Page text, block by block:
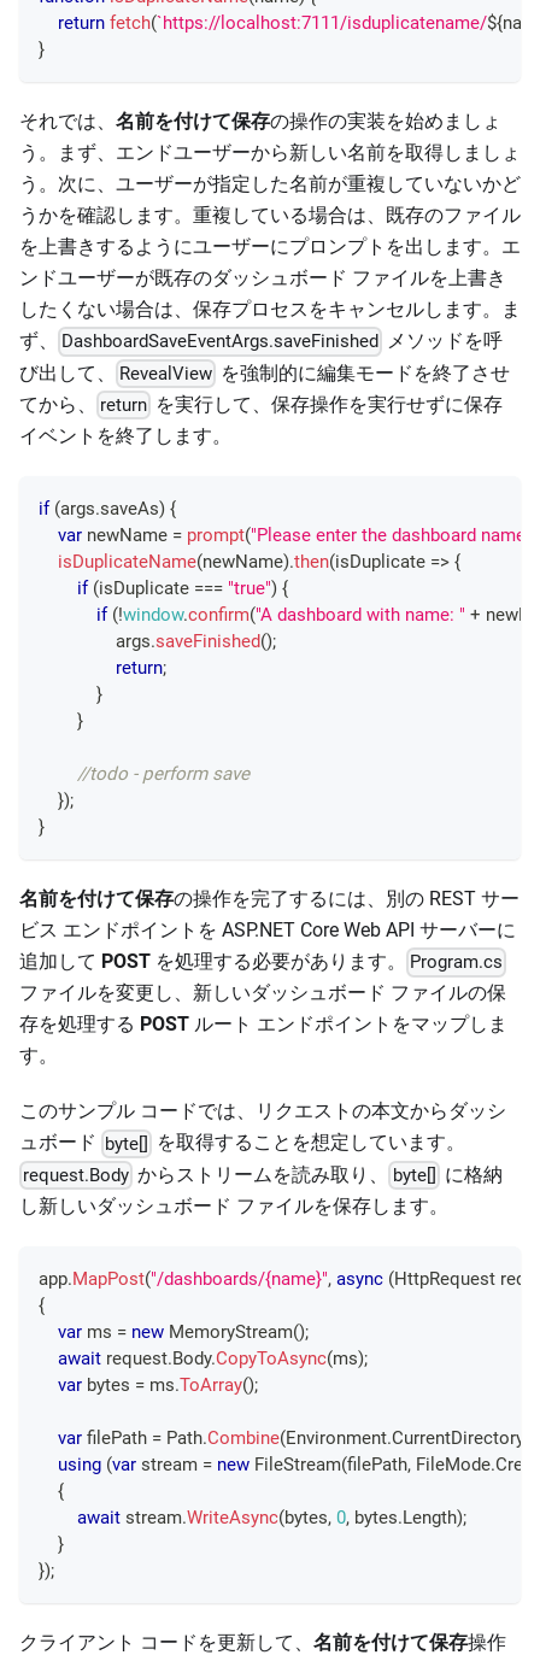
return fetch(`https://localhost:7111/isduplicatename/${
}
それでは、 名前を付けて保存の操作の実装を始めましょ
う。まず、エンドユーザーから新しい名前を取得しましょ
う。次に、ユーザーが指定した名前が重複していないかど
うかを確認します。重複している場合は、既存のファイル
を上書きするようにユーザーにプロンプトを出します。エ
ンドユーザーが既存のダッシュボード ファイルを上書き
したくない場合は、保存プロセスをキャンセルします。ま
ず、
DashboardSaveEventArgs.saveFinished メソッドを呼
び出して、
RevealView を強制的に編集モードを終了させ
てから、
return を実行して、保存操作を実行せずに保存
イベントを終了します。
if (args.saveAs) {
var newName = prompt("Please enter the dashboard name"
isDuplicateName(newName).then(isDuplicate => {
if (isDuplicate === "true") {
if (!window.confirm("A dashboard with name: " +
                args
.saveFinished();
return;
}
}
//todo - perform save
});
}
名前を付けて保存の操作を完了するには、別の REST サー
ビス エンドポイントを ASP.NET Core Web API サーバーに
追加して POST を処理する必要があります。 Program.cs
ファイルを変更し、新しいダッシュボード ファイルの保
存を処理する POST ルート エンドポイントをマップしま
す。
このサンプル コードでは、リクエストの本文からダッシ
ュボード byte[] を取得することを想定しています。
request.Body からストリームを読み取り、 byte[] に格納
し新しいダッシュボード ファイルを保存します。
app.MapPost("/dashboards/{name}", async (HttpRequest
{
var ms = new MemoryStream();
await request.Body.CopyToAsync(ms);
var bytes = ms.ToArray();
var filePath = Path.Combine(Environment.CurrentDirectory
using (var stream = new FileStream(filePath, FileMode.
{
await stream.WriteAsync(bytes, 0, bytes.Length);
}
});
クライアント コードを更新して、 名前を付けて保存操作